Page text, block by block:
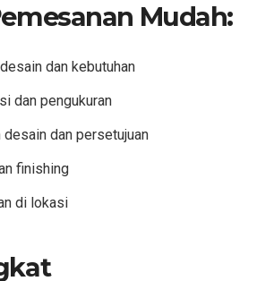
Mudah:
dan kebutuhan
dan pengukuran
desain dan persetujuan
finishing
di lokasi